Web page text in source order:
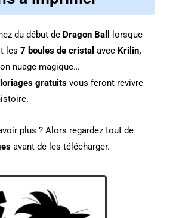
du début de Dragon Ball
lorsque
les 7 boules de cristal avec Krilin,
nuage magique…
gratuits vous feront revivre
plus ? Alors regardez tout de
avant de les télécharger.